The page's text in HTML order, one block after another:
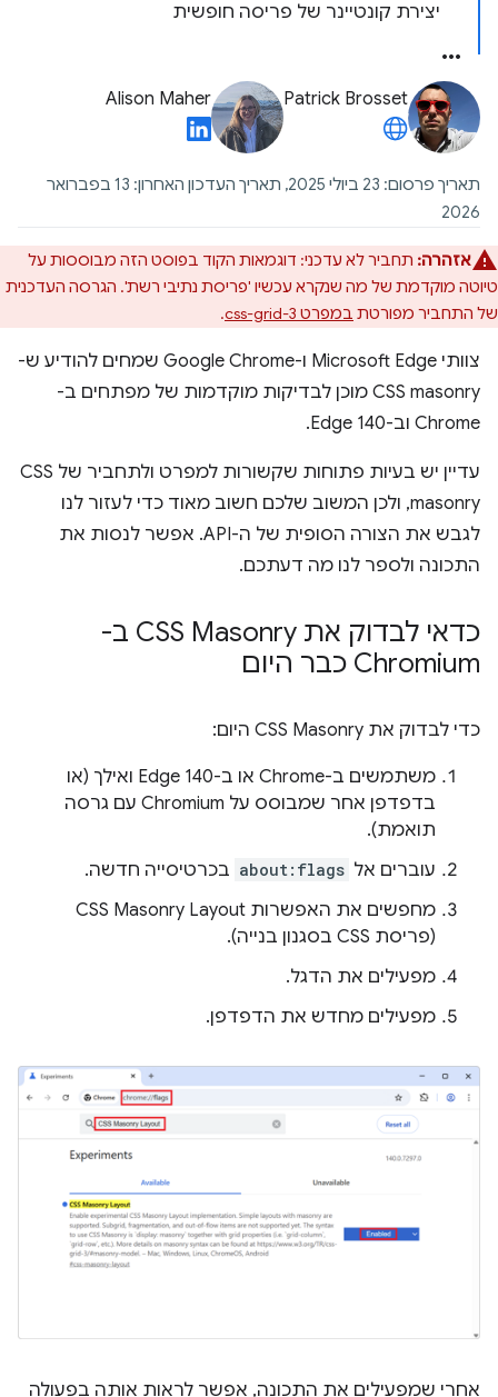
יצירת קונטיינר של פריסה חופשית
Patrick Brosset
Alison Maher
תאריך פרסום: 23 ביולי 2025, תאריך העדכון האחרון: 13 בפברואר
2026
אזהרה: תחביר לא עדכני: דוגמאות הקוד בפוסט הזה מבוססות על
טיוטה מוקדמת של מה שנקרא עכשיו 'פריסת נתיבי רשת'. הגרסה העדכנית
של התחביר מפורטת במפרט css-grid-3 .
צוותי Microsoft Edge ו-Google Chrome שמחים להודיע ש-
CSS masonry מוכן לבדיקות מוקדמות של מפתחים ב-
Chrome וב-Edge 140.
עדיין יש בעיות פתוחות שקשורות למפרט ולתחביר של CSS
masonry, ולכן המשוב שלכם חשוב מאוד כדי לעזור לנו
לגבש את הצורה הסופית של ה-API. אפשר לנסות את
התכונה ולספר לנו מה דעתכם.
כדאי לבדוק את CSS Masonry ב-
Chromium כבר היום
כדי לבדוק את CSS Masonry היום:
משתמשים ב-Chrome או ב-Edge 140 ואילך (או
בדפדפן אחר שמבוסס על Chromium עם גרסה
תואמת).
עוברים אל about:flags בכרטיסייה חדשה.
מחפשים את האפשרות CSS Masonry Layout
(פריסת CSS בסגנון בנייה).
מפעילים את הדגל.
מפעילים מחדש את הדפדפן.
אחרי שמפעילים את התכונה, אפשר לראות אותה בפעולה